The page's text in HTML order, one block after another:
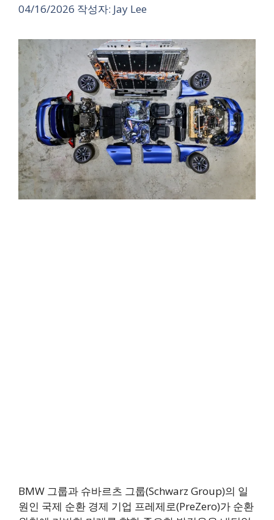
04/16/2026 작성자: Jay Lee
BMW 그룹과 슈바르츠 그룹(Schwarz Group)의 일
원인 국제 순환 경제 기업 프레제로(PreZero)가 순환